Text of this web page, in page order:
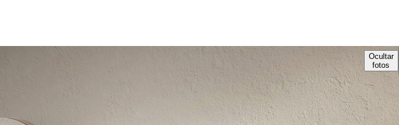
Ocultar
fotos